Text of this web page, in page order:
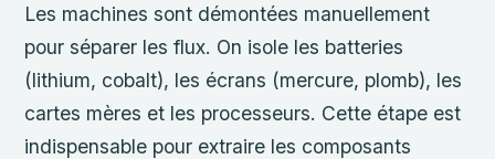
Les machines sont démontées manuellement
pour séparer les flux. On isole les batteries
(lithium, cobalt), les écrans (mercure, plomb), les
cartes mères et les processeurs. Cette étape est
indispensable pour extraire les composants